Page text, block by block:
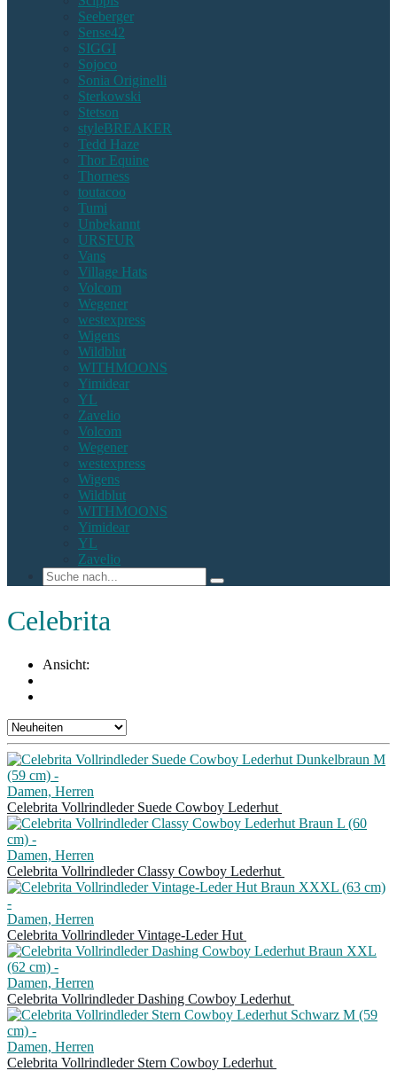
Seeberger
Sense42
SIGGI
Sojoco
Sonia Originelli
Sterkowski
Stetson
styleBREAKER
Tedd Haze
Thor Equine
Thorness
toutacoo
Tumi
Unbekannt
URSFUR
Vans
Village Hats
Volcom
Wegener
westexpress
Wigens
Wildblut
WITHMOONS
Yimidear
YL
Zavelio
Volcom
Wegener
westexpress
Wigens
Wildblut
WITHMOONS
Yimidear
YL
Zavelio
Celebrita
Ansicht:
Damen, Herren
Celebrita Vollrindleder Suede Cowboy Lederhut
Damen, Herren
Celebrita Vollrindleder Classy Cowboy Lederhut
Damen, Herren
Celebrita Vollrindleder Vintage-Leder Hut
Damen, Herren
Celebrita Vollrindleder Dashing Cowboy Lederhut
Damen, Herren
Celebrita Vollrindleder Stern Cowboy Lederhut